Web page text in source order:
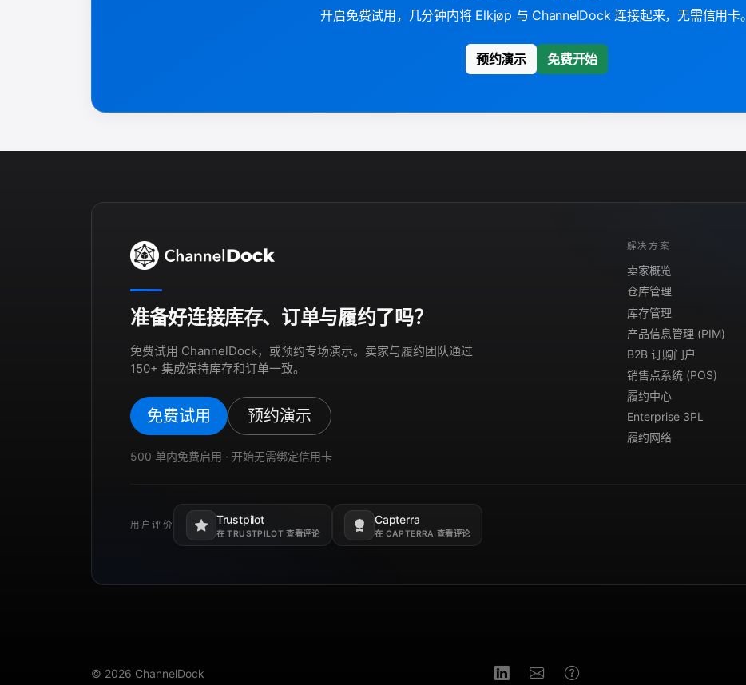
开启免费试用，几分钟内将 Elkjøp 与 ChannelDock 连接起来，无需信用卡。
预约演示 免费开始
准备好连接库存、订单与履约了吗？
免费试用 ChannelDock，或预约专场演示。卖家与履约团队通过
150+ 集成保持库存和订单一致。
免费试用 预约演示
500 单内免费启用 · 开始无需绑定信用卡
解决方案
卖家概览
仓库管理
库存管理
产品信息管理 (PIM)
B2B 订购门户
销售点系统 (POS)
履约中心
Enterprise 3PL
履约网络
用户评价 Trustpilot
在 TRUSTPILOT 查看评论
在新标签页打开。
Capterra
在 CAPTERRA 查看评论
在新标签页打开。
© 2026 ChannelDock